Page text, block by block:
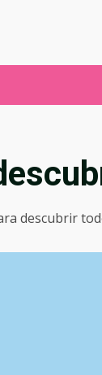
descubrir